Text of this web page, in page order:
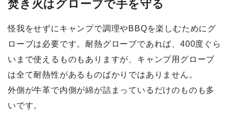
焚き火はグローブで手を守る
怪我をせずにキャンプで調理やBBQを楽しむためにグ
ローブは必要です。耐熱グローブであれば、400度ぐら
いまで使えるものもありますが、キャンプ用グローブ
は全て耐熱性があるものばかりではありません。
外側が牛革で内側が綿が詰まっているだけのものも多
いです。